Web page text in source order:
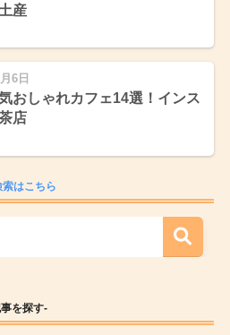
産
6日
おしゃれカフェ14選！インス
店
はこちら
を探す-